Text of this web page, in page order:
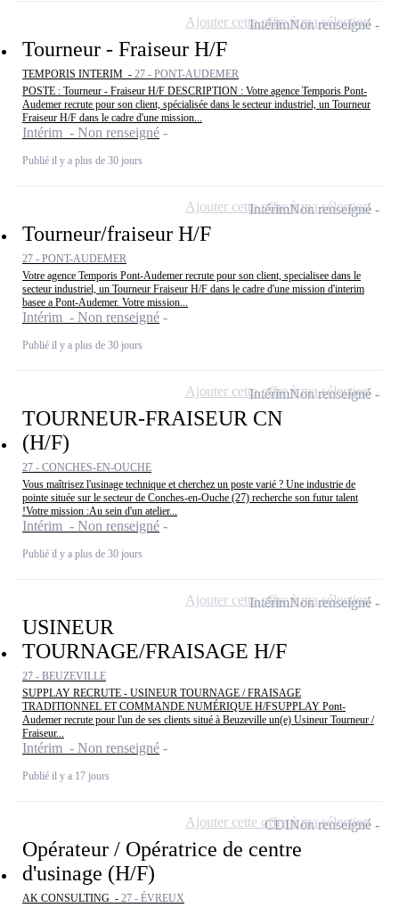
Tourneur - Fraiseur H/F
TEMPORIS INTERIM - 27 - PONT-AUDEMER
POSTE : Tourneur - Fraiseur H/F DESCRIPTION : Votre agence Temporis Pont-
Audemer recrute pour son client, spécialisée dans le secteur industriel, un Tourneur
Fraiseur H/F dans le cadre d'une mission...
Intérim - Non renseigné
Publié il y a plus de 30 jours
IntérimNon renseigné
Ajouter cette offre à ma sélection
Tourneur/fraiseur H/F
27 - PONT-AUDEMER
Votre agence Temporis Pont-Audemer recrute pour son client, specialisee dans le
secteur industriel, un Tourneur Fraiseur H/F dans le cadre d'une mission d'interim
basee a Pont-Audemer. Votre mission...
Intérim - Non renseigné
Publié il y a plus de 30 jours
IntérimNon renseigné
Ajouter cette offre à ma sélection
TOURNEUR-FRAISEUR CN
(H/F)
27 - CONCHES-EN-OUCHE
Vous maîtrisez l'usinage technique et cherchez un poste varié ? Une industrie de
pointe située sur le secteur de Conches-en-Ouche (27) recherche son futur talent
!Votre mission :Au sein d'un atelier...
Intérim - Non renseigné
Publié il y a plus de 30 jours
IntérimNon renseigné
Ajouter cette offre à ma sélection
USINEUR
TOURNAGE/FRAISAGE H/F
27 - BEUZEVILLE
SUPPLAY RECRUTE - USINEUR TOURNAGE / FRAISAGE
TRADITIONNEL ET COMMANDE NUMÉRIQUE H/FSUPPLAY Pont-
Audemer recrute pour l'un de ses clients situé à Beuzeville un(e) Usineur Tourneur /
Fraiseur...
Intérim - Non renseigné
Publié il y a 17 jours
IntérimNon renseigné
Ajouter cette offre à ma sélection
Opérateur / Opératrice de centre
d'usinage (H/F)
AK CONSULTING - 27 - ÉVREUX
CDINon renseigné
Ajouter cette offre à ma sélection